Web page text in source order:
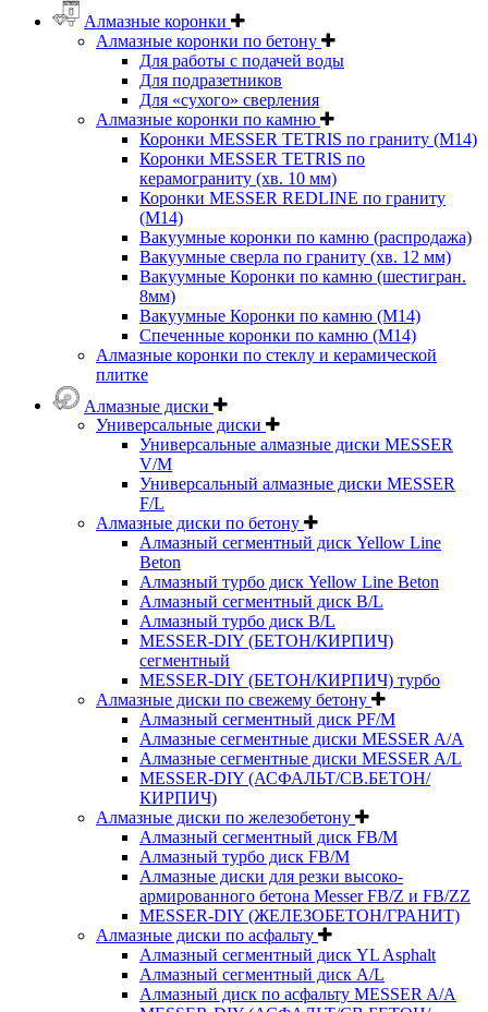
Алмазные коронки
Алмазные коронки по бетону
Для работы с подачей воды
Для подразетников
Для «сухого» сверления
Алмазные коронки по камню
Коронки MESSER TETRIS по граниту (М14)
Коронки MESSER TETRIS по
керамограниту (хв. 10 мм)
Коронки MESSER REDLINE по граниту
(М14)
Вакуумные коронки по камню (распродажа)
Вакуумные сверла по граниту (хв. 12 мм)
Вакуумные Коронки по камню (шестигран.
8мм)
Вакуумные Коронки по камню (M14)
Спеченные коронки по камню (M14)
Алмазные коронки по стеклу и керамической
плитке
Алмазные диски
Универсальные диски
Универсальные алмазные диски MESSER
V/M
Универсальный алмазные диски MESSER
F/L
Алмазные диски по бетону
Алмазный сегментный диск Yellow Line
Beton
Алмазный турбо диск Yellow Line Beton
Алмазный сегментный диск B/L
Алмазный турбо диск B/L
MESSER-DIY (БЕТОН/КИРПИЧ)
сегментный
MESSER-DIY (БЕТОН/КИРПИЧ) турбо
Алмазные диски по свежему бетону
Алмазный сегментный диск PF/M
Алмазные сегментные диски MESSER A/A
Алмазные сегментные диски MESSER A/L
MESSER-DIY (АСФАЛЬТ/СВ.БЕТОН/
КИРПИЧ)
Алмазные диски по железобетону
Алмазный сегментный диск FB/M
Алмазный турбо диск FB/M
Алмазные диски для резки высоко-
армированного бетона Messer FB/Z и FB/ZZ
MESSER-DIY (ЖЕЛЕЗОБЕТОН/ГРАНИТ)
Алмазные диски по асфальту
Алмазный сегментный диск YL Asphalt
Алмазный сегментный диск A/L
Алмазный диск по асфальту MESSER A/A